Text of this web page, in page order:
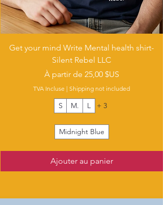
Get your mind Write Mental health shirt-
Silent Rebel LLC
À partir de 25,00 $US
Prix promotionnel
TVA Incluse | Shipping not included
S M. L + 3
Midnight Blue
Ajouter au panier